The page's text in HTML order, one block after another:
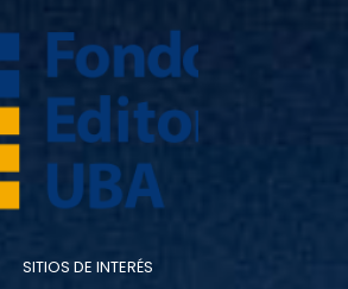
SITIOS DE INTERÉS